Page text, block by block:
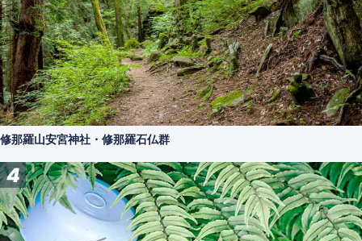
修那羅山安宮神社・修那羅石仏群
4